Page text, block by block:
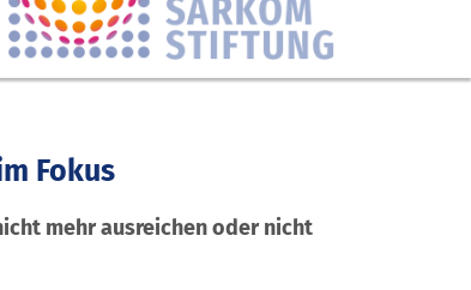
Fokus
mehr ausreichen oder nicht